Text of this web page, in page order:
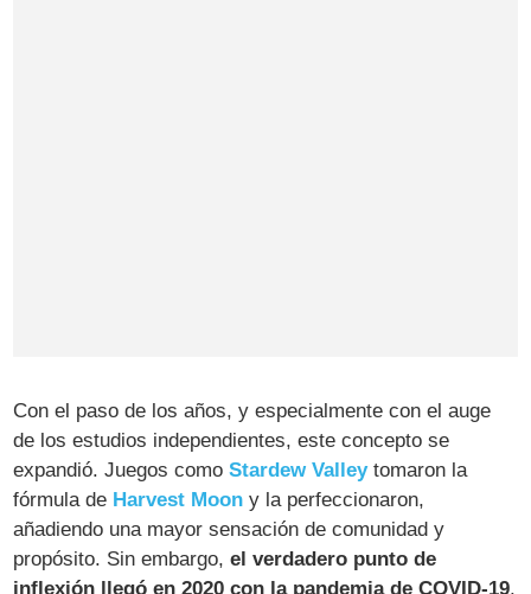
Con el paso de los años, y especialmente con el auge
de los estudios independientes, este concepto se
expandió. Juegos comoStardew Valleytomaron la
fórmula de Harvest Moon y la perfeccionaron,
añadiendo una mayor sensación de comunidad y
propósito. Sin embargo,el verdadero punto de
inflexión llegó en 2020 con la pandemia de COVID-19.